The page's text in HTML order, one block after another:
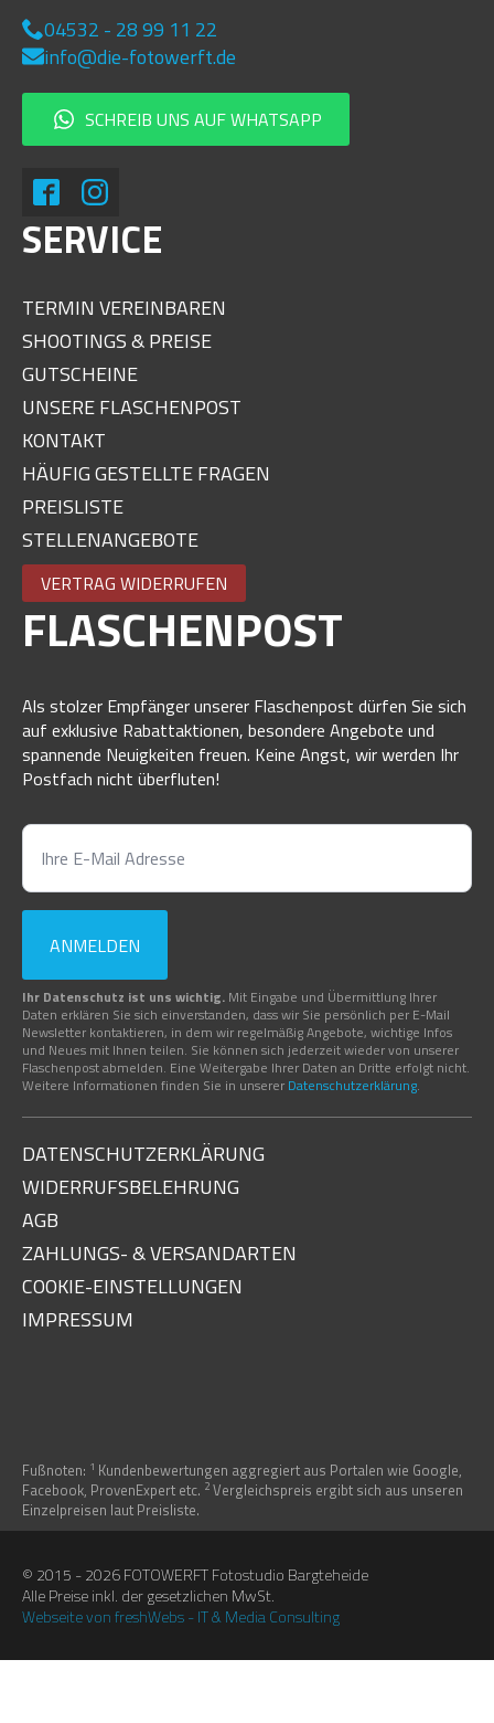
04532 - 28 99 11 22
info@die-fotowerft.de
SCHREIB UNS AUF WHATSAPP
SERVICE
TERMIN VEREINBAREN
SHOOTINGS & PREISE
GUTSCHEINE
UNSERE FLASCHENPOST
KONTAKT
HÄUFIG GESTELLTE FRAGEN
PREISLISTE
STELLENANGEBOTE
VERTRAG WIDERRUFEN
FLASCHENPOST
Als stolzer Empfänger unserer Flaschenpost dürfen Sie sich
auf exklusive Rabattaktionen, besondere Angebote und
spannende Neuigkeiten freuen. Keine Angst, wir werden Ihr
Postfach nicht überfluten!
ANMELDEN
Ihr Datenschutz ist uns wichtig. Mit Eingabe und Übermittlung Ihrer
Daten erklären Sie sich einverstanden, dass wir Sie persönlich per E-Mail
Newsletter kontaktieren, in dem wir regelmäßig Angebote, wichtige Infos
und Neues mit Ihnen teilen. Sie können sich jederzeit wieder von unserer
Flaschenpost abmelden. Eine Weitergabe Ihrer Daten an Dritte erfolgt nicht.
Weitere Informationen finden Sie in unserer Datenschutzerklärung.
DATENSCHUTZERKLÄRUNG
WIDERRUFSBELEHRUNG
AGB
ZAHLUNGS- & VERSANDARTEN
COOKIE-EINSTELLUNGEN
IMPRESSUM
Fußnoten: 1 Kundenbewertungen aggregiert aus Portalen wie Google,
Facebook, ProvenExpert etc. 2 Vergleichspreis ergibt sich aus unseren
Einzelpreisen laut Preisliste.
© 2015 - 2026 FOTOWERFT Fotostudio Bargteheide
Alle Preise inkl. der gesetzlichen MwSt.
Webseite von freshWebs - IT & Media Consulting